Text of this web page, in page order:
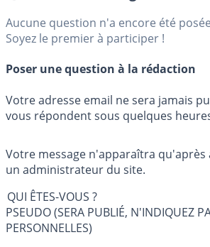
Aucune question n'a encore été
Soyez le premier à participer !
Poser une question à la rédaction
Votre adresse email ne sera jamais
vous répondent sous quelques
Votre message n'apparaîtra qu'après
un administrateur du site.
QUI ÊTES-VOUS ?
PSEUDO (SERA PUBLIÉ, N'INDIQUEZ
PERSONNELLES)